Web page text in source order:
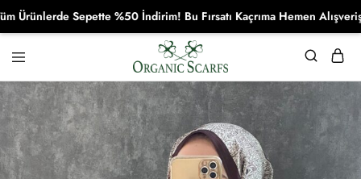
Organikscarf
Sepette %50 İndirim! Bu Fırsatı Kaçrıma Hemen Alışverişe